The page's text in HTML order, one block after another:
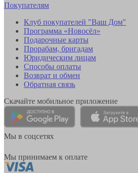
Покупателям
Клуб покупателей "Ваш Дом"
Программа «Новосёл»
Подарочные карты
Прорабам, бригадам
Юридическим лицам
Способы оплаты
Возврат и обмен
Обратная связь
Скачайте мобильное приложение
Мы в соцсетях
Мы принимаем к оплате